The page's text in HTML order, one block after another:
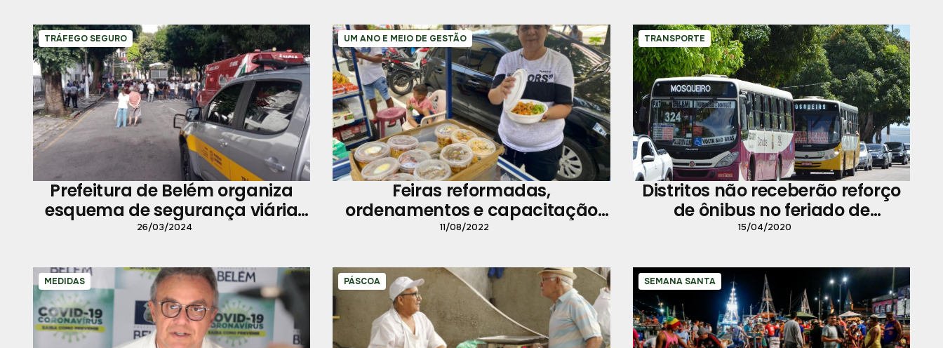
TRÁFEGO SEGURO
Prefeitura de Belém organiza
esquema de segurança viária
para as procissões da Semana
26/03/2024
UM ANO E MEIO DE GESTÃO
Feiras reformadas,
ordenamentos e capacitação
profissional e rural aquecem a
11/08/2022
TRANSPORTE
Distritos não receberão reforço
de ônibus no feriado de
Tiradentes para evitar
15/04/2020
MEDIDAS PÁSCOA SEMANA SANTA